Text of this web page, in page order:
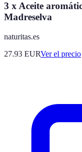
3 x Aceite
Madreselva
naturitas.es
27.93 EURVer el precio